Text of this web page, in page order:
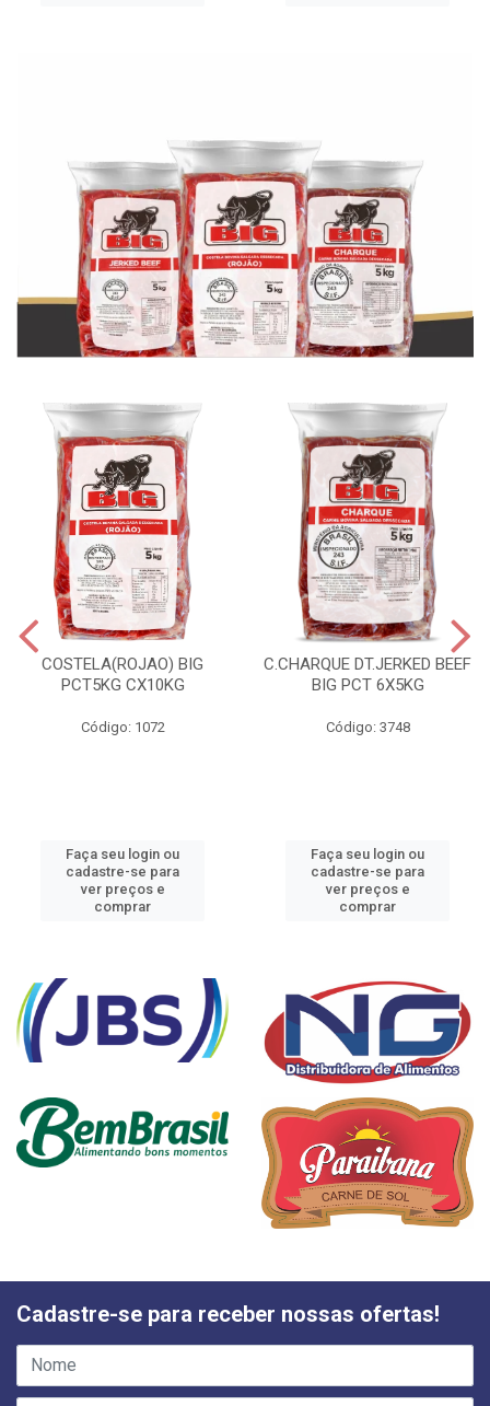
COSTELA(ROJAO) BIG
PCT5KG CX10KG
Código: 1072
Faça seu login ou
cadastre-se para
ver preços e
comprar
C.CHARQUE DT.JERKED BEEF
BIG PCT 6X5KG
Código: 3748
Faça seu login ou
cadastre-se para
ver preços e
comprar
Cadastre-se para receber nossas ofertas!